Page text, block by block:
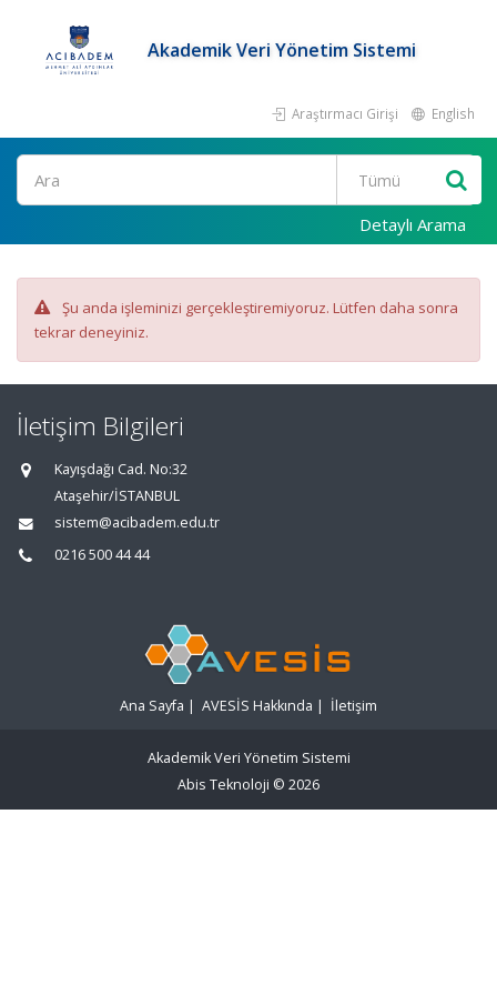
Akademik Veri Yönetim Sistemi
Araştırmacı Girişi English
Ara
Detaylı Arama
Şu anda işleminizi gerçekleştiremiyoruz. Lütfen daha sonra
tekrar deneyiniz.
İletişim Bilgileri
Kayışdağı Cad. No:32
Ataşehir/İSTANBUL
sistem@acibadem.edu.tr
0216 500 44 44
Ana Sayfa | AVESİS Hakkında | İletişim
Akademik Veri Yönetim Sistemi
Abis Teknoloji © 2026